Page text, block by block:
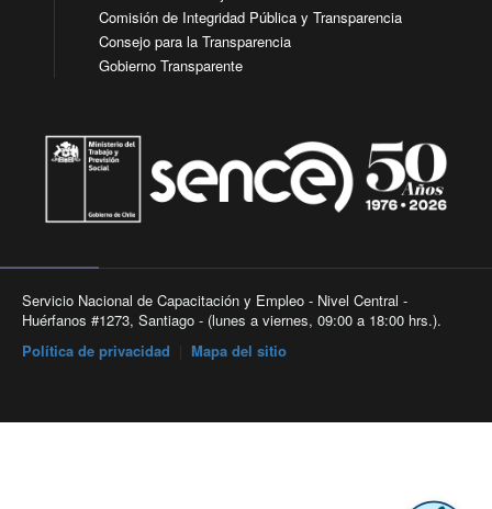
Comisión de Integridad Pública y Transparencia
Consejo para la Transparencia
Gobierno Transparente
Servicio Nacional de Capacitación y Empleo - Nivel Central -
Huérfanos #1273, Santiago - (lunes a viernes, 09:00 a 18:00 hrs.).
Política de privacidad
Mapa del sitio